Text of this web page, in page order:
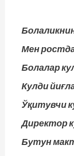
Мен
Болалар
Кулди
Ўқитувчи
Директор
Бутун